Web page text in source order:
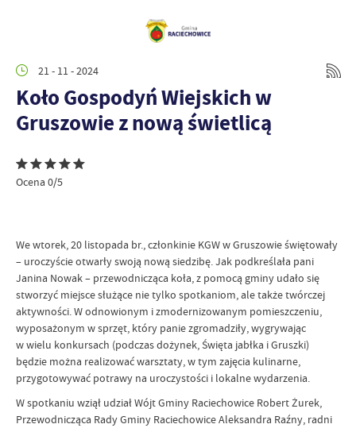
21 - 11 - 2024
Koło Gospodyń Wiejskich w
Gruszowie z nową świetlicą
Ocena 0/5
We wtorek, 20 listopada br., członkinie KGW w Gruszowie świętowały
– uroczyście otwarły swoją nową siedzibę. Jak podkreślała pani
Janina Nowak – przewodnicząca koła, z pomocą gminy udało się
stworzyć miejsce służące nie tylko spotkaniom, ale także twórczej
aktywności. W odnowionym i zmodernizowanym pomieszczeniu,
wyposażonym w sprzęt, który panie zgromadziły, wygrywając
w wielu konkursach (podczas dożynek, Święta jabłka i Gruszki)
będzie można realizować warsztaty, w tym zajęcia kulinarne,
przygotowywać potrawy na uroczystości i lokalne wydarzenia.
W spotkaniu wziął udział Wójt Gminy Raciechowice Robert Żurek,
Przewodnicząca Rady Gminy Raciechowice Aleksandra Raźny, radni